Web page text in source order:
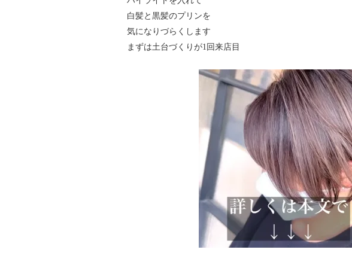
白髪と黒髪のプリンを
気になりづらくします
まずは土台づくりが1回来店目